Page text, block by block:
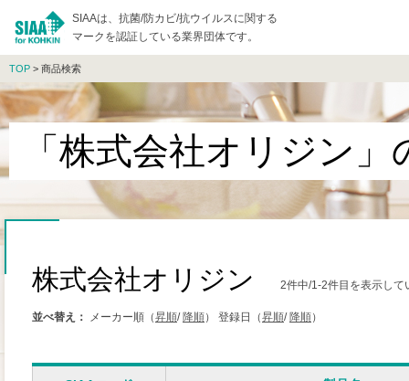
SIAAは、抗菌/防カビ/抗ウイルスに関する
マークを認証している業界団体です。
TOP > 商品検索
「株式会社オリジン
株式会社オリジン 2件中/1-2件目を表示して
並べ替え： メーカー順（昇順/ 降順） 登録日（昇順/ 降順）